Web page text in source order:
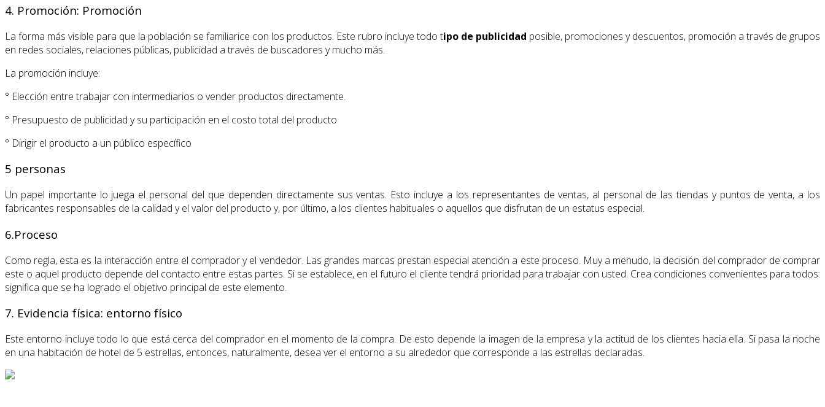
4. Promoción: Promoción
La forma más visible para que la población se familiarice con los productos. Este rubro incluye todo tipo de publicidad posible, promociones y descuentos, promoción a través de grupos
en redes sociales, relaciones públicas, publicidad a través de buscadores y mucho más.
La promoción incluye:
° Elección entre trabajar con intermediarios o vender productos directamente.
° Presupuesto de publicidad y su participación en el costo total del producto
° Dirigir el producto a un público específico
5 personas
Un papel importante lo juega el personal del que dependen directamente sus ventas. Esto incluye a los representantes de ventas, al personal de las tiendas y puntos de venta, a los
fabricantes responsables de la calidad y el valor del producto y, por último, a los clientes habituales o aquellos que disfrutan de un estatus especial.
6.Proceso
Como regla, esta es la interacción entre el comprador y el vendedor. Las grandes marcas prestan especial atención a este proceso. Muy a menudo, la decisión del comprador de comprar
este o aquel producto depende del contacto entre estas partes. Si se establece, en el futuro el cliente tendrá prioridad para trabajar con usted. Crea condiciones convenientes para todos:
significa que se ha logrado el objetivo principal de este elemento.
7. Evidencia física: entorno físico
Este entorno incluye todo lo que está cerca del comprador en el momento de la compra. De esto depende la imagen de la empresa y la actitud de los clientes hacia ella. Si pasa la noche
en una habitación de hotel de 5 estrellas, entonces, naturalmente, desea ver el entorno a su alrededor que corresponde a las estrellas declaradas.